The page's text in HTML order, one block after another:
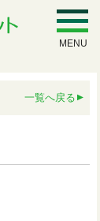
MENU
一覧へ戻る